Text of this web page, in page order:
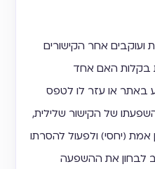
ועוקבים אחר הקישורים
בקלות האם אחד
באתר או עזר לו לטפס
של הקישור שלילית,
(יחסי) ולפעול להסרתו
לבחון את ההשפעה